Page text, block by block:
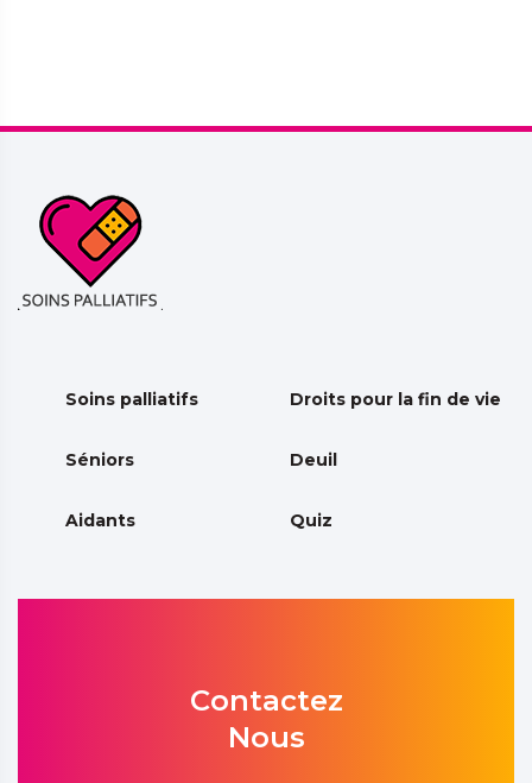
Soins palliatifs Droits pour la fin de vie
Séniors Deuil
Aidants Quiz
Contactez
Nous